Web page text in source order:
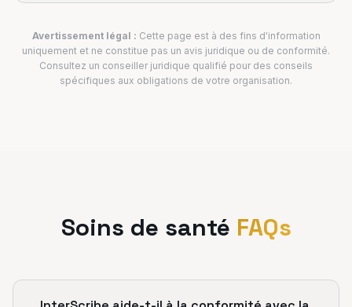
Avertissement légal : Cette page est à des fins d'information
uniquement et ne constitue pas un avis juridique ou de conformité.
Consultez un conseiller juridique qualifié pour des conseils
spécifiques aux obligations de votre organisation.
Soins de santé FAQs